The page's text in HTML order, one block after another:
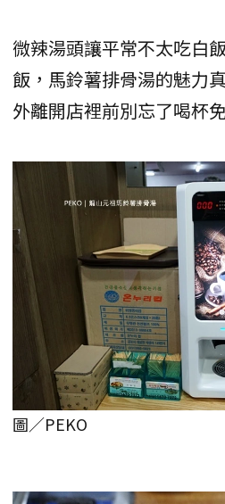
微辣湯頭讓平常不太吃白
飯，馬鈴薯排骨湯的魅力
外離開店裡前別忘了喝杯
圖／PEKO